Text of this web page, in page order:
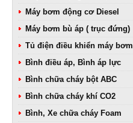
Máy bơm động cơ Diesel
Máy bơm bù áp ( trục đứng)
Tủ điện điều khiển máy bơm
Bình điều áp, Bình áp lực
Bình chữa cháy bột ABC
Bình chữa cháy khí CO2
Bình, Xe chữa cháy Foam